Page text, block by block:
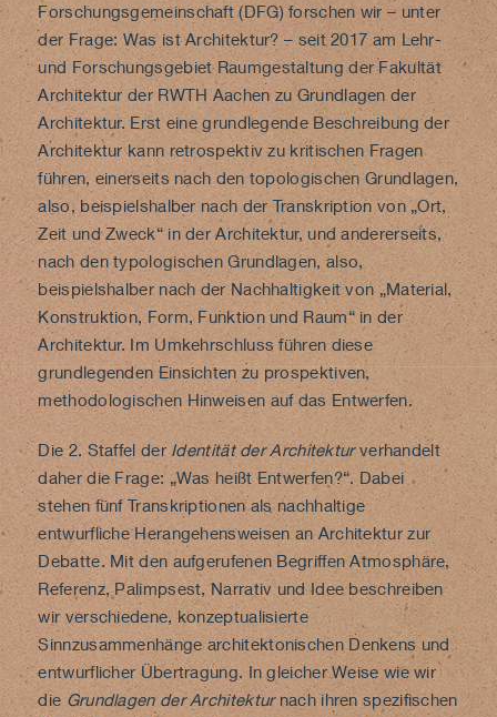
Forschungsgemeinschaft (DFG) forschen wir – unter
der Frage: Was ist Architektur? – seit 2017 am Lehr-
und Forschungsgebiet Raumgestaltung der Fakultät
Architektur der RWTH Aachen zu Grundlagen der
Architektur. Erst eine grundlegende Beschreibung der
Architektur kann retrospektiv zu kritischen Fragen
führen, einerseits nach den topologischen Grundlagen,
also, beispielshalber nach der Transkription von „Ort,
Zeit und Zweck“ in der Architektur, und andererseits,
nach den typologischen Grundlagen, also,
beispielshalber nach der Nachhaltigkeit von „Material,
Konstruktion, Form, Funktion und Raum“ in der
Architektur. Im Umkehrschluss führen diese
grundlegenden Einsichten zu prospektiven,
methodologischen Hinweisen auf das Entwerfen.
Die 2. Staffel derIdentität der Architekturverhandelt
daher die Frage: „Was heißt Entwerfen?“. Dabei
stehen fünf Transkriptionen als nachhaltige
entwurfliche Herangehensweisen an Architektur zur
Debatte. Mit den aufgerufenen Begriffen Atmosphäre,
Referenz, Palimpsest, Narrativ und Idee beschreiben
wir verschiedene, konzeptualisierte
Sinnzusammenhänge architektonischen Denkens und
entwurflicher Übertragung. In gleicher Weise wie wir
dieGrundlagen der Architekturnach ihren spezifischen